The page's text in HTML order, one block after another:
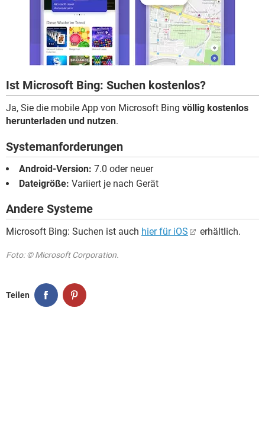
Ist Microsoft Bing: Suchen kostenlos?
Ja, Sie die mobile App von Microsoft Bing völlig kostenlos
herunterladen und nutzen.
Systemanforderungen
Android-Version: 7.0 oder neuer
Dateigröße: Variiert je nach Gerät
Andere Systeme
Microsoft Bing: Suchen ist auch hier für iOS erhältlich.
Foto: © Microsoft Corporation.
Teilen